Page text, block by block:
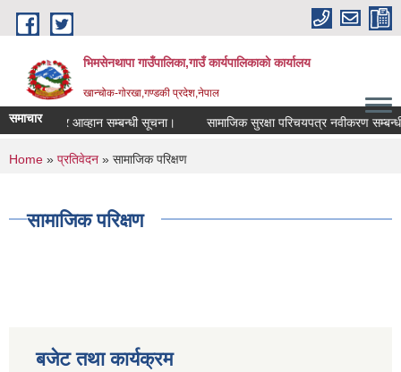
Skip to main content
भिमसेनथापा गाउँपालिका,गाउँ कार्यपालिकाकाे कार्यालय
खान्चोक-गाेरखा,गण्डकी प्रदेश,नेपाल
समाचारपत्र आव्हान सम्बन्धी सूचना। सामाजिक सुरक्षा परिचयपत्र नवीकरण सम्बन्धी
You are here
Home » प्रतिवेदन » सामाजिक परिक्षण
सामाजिक परिक्षण
बजेट तथा कार्यक्रम